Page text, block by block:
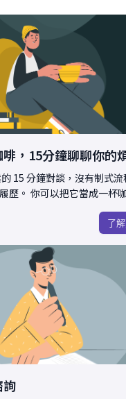
新創
職涯轉換
轉職外商
金融科技
國工作經驗
，15分鐘聊聊你的
15 分鐘對談，沒有制式流
歷。 你可以把它當成一杯
近在職涯上卡住的地方、
你感到不確定的想法。 我
US，做過「怎麼把東西
怎麼確保系統不會炸、錢不
果你正在思考 Web3 / 金融科
轉職風險 / 職涯下一步值不值
的想過、走過、踩過。 我們
，但不知道方向該怎麼選 -
得卡關、沒動力，卻又說
的背景或技能，夠不夠應徵
/ 金融科技 / 產品 / 營運
了
詢